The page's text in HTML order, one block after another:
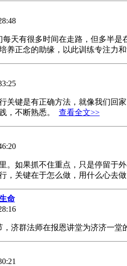
天有很多时间在走路，但多半是
养正念的助缘，以此训练专注力
键是有正确方法，就像我们回
，不断熟悉。 查看全文>>
。如果抓不住重点，只是停留于
，关键在于怎么做，用什么心去
命
，济群法师在报恩讲堂为济济一